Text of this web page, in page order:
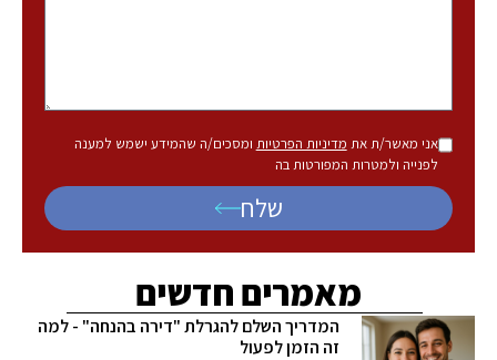
אני מאשר/ת את מדיניות הפרטיות ומסכים/ה שהמידע ישמש למענה
לפנייה ולמטרות המפורטות בה
שלח
מאמרים חדשים
המדריך השלם להגרלת "דירה בהנחה" - למה
זה הזמן לפעול